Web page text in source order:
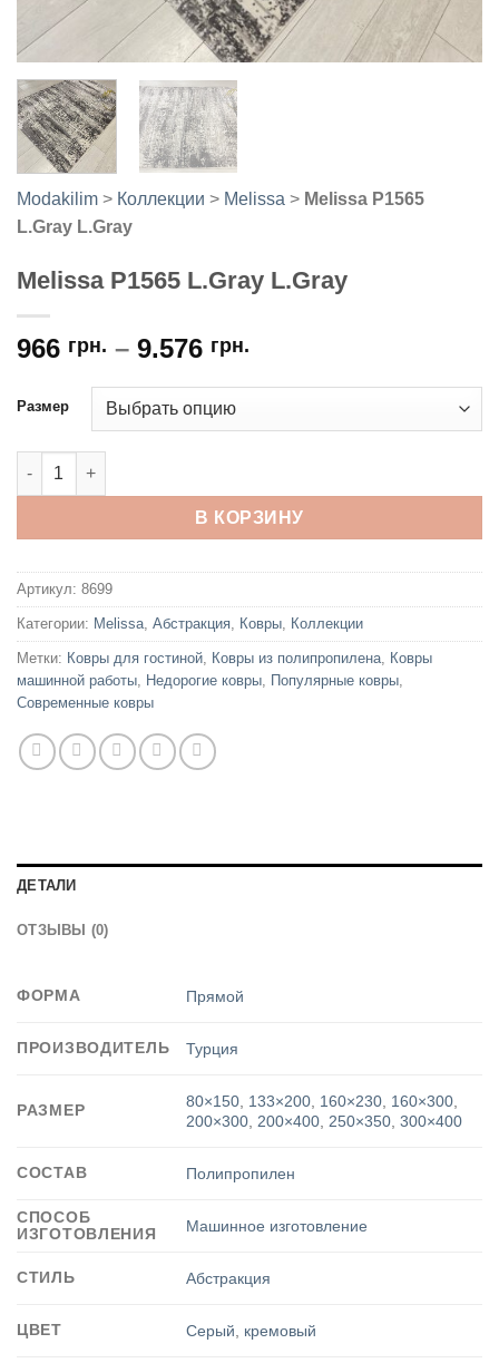
Modakilim > Коллекции > Melissa > Melissa P1565
L.Gray L.Gray
Melissa P1565 L.Gray L.Gray
966 грн. – 9.576 грн.
Размер
Количество товара Melissa P1565 L.Gray L.Gray
В КОРЗИНУ
Артикул: 8699
Категории: Melissa Абстракция Ковры Коллекции
Метки: Ковры для гостиной Ковры из полипропилена Ковры
машинной работы Недорогие ковры Популярные ковры
Современные ковры
ДЕТАЛИ
ОТЗЫВЫ (0)
ФОРМА Прямой
ПРОИЗВОДИТЕЛЬ Турция
РАЗМЕР 80×150 133×200 160×230 160×300
200×300 200×400 250×350 ,300×400
СОСТАВ Полипропилен
СПОСОБ
ИЗГОТОВЛЕНИЯ
Машинное изготовление
СТИЛЬ Абстракция
ЦВЕТ Серый кремовый